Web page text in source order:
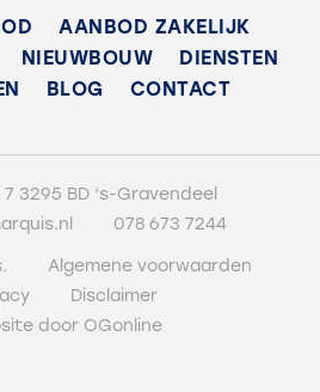
AANBOD ZAKELIJK
NIEUWBOUW
DIENSTEN
BLOG CONTACT
3295 BD ‘s-Gravendeel
078 673 7244
Algemene voorwaarden
Disclaimer
door OGonline